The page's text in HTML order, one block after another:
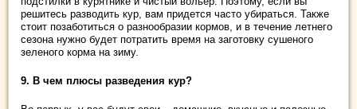
решитесь разводить кур, вам придется часто убираться. Также
стоит позаботиться о разнообразии кормов, и в течение летнего
сезона нужно будет потратить время на заготовку сушеного
зеленого корма на зиму.
9. В чем плюсы разведения кур?